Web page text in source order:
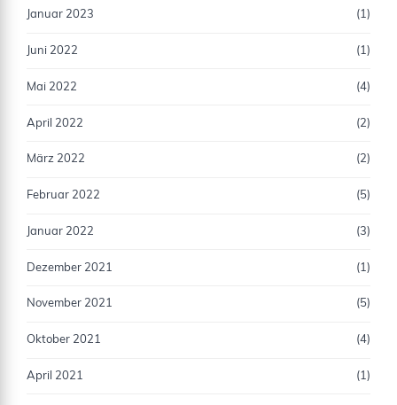
Januar 2023 (1)
Juni 2022 (1)
Mai 2022 (4)
April 2022 (2)
März 2022 (2)
Februar 2022 (5)
Januar 2022 (3)
Dezember 2021 (1)
November 2021 (5)
Oktober 2021 (4)
April 2021 (1)